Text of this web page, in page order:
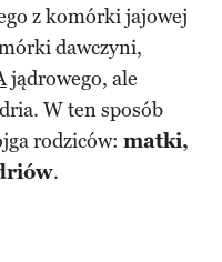
z komórki jajowej
dawczyni,
jądrowego, ale
W ten sposób
rodziców: matki,
.